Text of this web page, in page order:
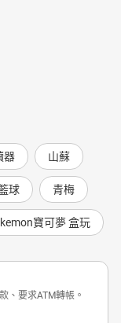
器 山蘇
球 青梅
寶可夢 盒玩
、要求ATM轉帳。